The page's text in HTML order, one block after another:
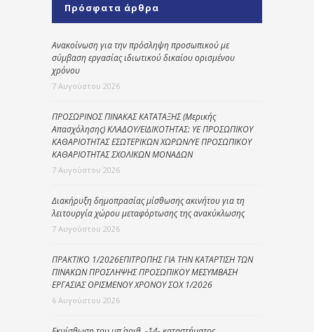
Πρόσφατα άρθρα
Ανακοίνωση για την πρόσληψη προσωπικού με
σύμβαση εργασίας ιδιωτικού δικαίου ορισμένου
χρόνου
7 Αυγούστου 2026
ΠΡΟΣΩΡΙΝΟΣ ΠΙΝΑΚΑΣ ΚΑΤΑΤΑΞΗΣ (Μερικής
Απασχόλησης) ΚΛΑΔΟΥ/ΕΙΔΙΚΟΤΗΤΑΣ: ΥΕ ΠΡΟΣΩΠΙΚΟΥ
ΚΑΘΑΡΙΟΤΗΤΑΣ ΕΣΩΤΕΡΙΚΩΝ ΧΩΡΩΝ/ΥΕ ΠΡΟΣΩΠΙΚΟΥ
ΚΑΘΑΡΙΟΤΗΤΑΣ ΣΧΟΛΙΚΩΝ ΜΟΝΑΔΩΝ
7 Αυγούστου 2026
Διακήρυξη δημοπρασίας μίσθωσης ακινήτου για τη
λειτουργία χώρου μεταφόρτωσης της ανακύκλωσης
7 Αυγούστου 2026
ΠΡΑΚΤΙΚΟ 1/2026ΕΠΙΤΡΟΠΗΣ ΓΙΑ ΤΗΝ ΚΑΤΑΡΤΙΣΗ ΤΩΝ
ΠΙΝΑΚΩΝ ΠΡΟΣΛΗΨΗΣ ΠΡΟΣΩΠΙΚΟΥ ΜΕΣΥΜΒΑΣΗ
ΕΡΓΑΣΙΑΣ ΟΡΙΣΜΕΝΟΥ ΧΡΟΝΟΥ ΣΟΧ 1/2026
6 Αυγούστου 2026